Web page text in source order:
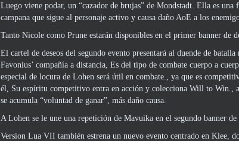
Luego viene podar, un “cazador de brujas” de Mondstadt. Ella es
campana que sigue al personaje activo y causa daño AoE a los
Tanto Nicole como Prune estarán disponibles en el primer banner de
El cartel de deseos del segundo evento presentará al duende de
Favonius’ compañía a distancia, Es del tipo de combate cuerpo a
especial de locura de Lohen será útil en combate., ya que es
él, Su espíritu competitivo entra en acción y colecciona Will to
se acumula “voluntad de ganar”, más daño causa.
A Lohen se le une una repetición de Mavuika en el segundo banner de
Version Lua VII también estrena un nuevo evento centrado en Klee,